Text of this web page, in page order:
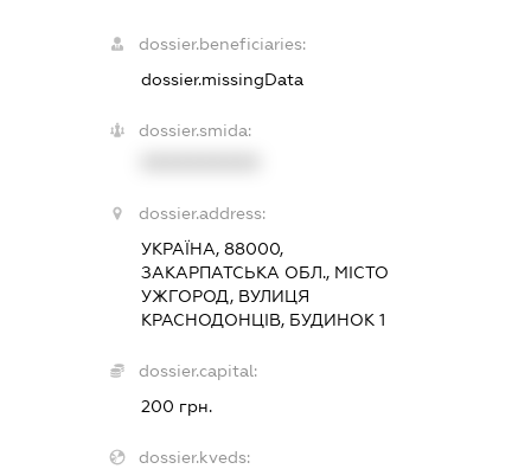
dossier.beneficiaries:
dossier.missingData
dossier.smida:
dossier.address:
УКРАЇНА, 88000,
ЗАКАРПАТСЬКА ОБЛ., МІСТО
УЖГОРОД, ВУЛИЦЯ
КРАСНОДОНЦІВ, БУДИНОК 1
dossier.capital:
200 грн.
dossier.kveds: